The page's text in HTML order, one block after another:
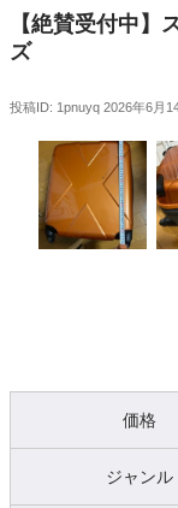
【絶賛受付中
ズ
投稿ID: 1pnuyq 2026年6月
価格
ジャンル